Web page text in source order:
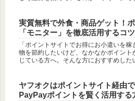
実質無料で外食・商品ゲット！
「モニター」を徹底活用するコツ
「ポイントサイトでお得にお小遣いを
物を節約したいけど、なかなかポイン
じている方へ。そんな方におすすめした
ヤフオクはポイントサイト経由
PayPayポイントを賢く活用する